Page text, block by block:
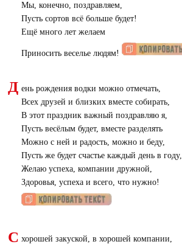
Мы, конечно, поздравляем,
Пусть сортов всё больше будет!
Ещё много лет желаем
Приносить веселье людям!
Д ень рождения водки можно отмечать,
Всех друзей и близких вместе собирать,
В этот праздник важный поздравляю я,
Пусть весёлым будет, вместе разделять
Можно с ней и радость, можно и беду,
Пусть же будет счастье каждый день в году,
Желаю успеха, компании дружной,
Здоровья, успеха и всего, что нужно!
С хорошей закуской, в хорошей компании,